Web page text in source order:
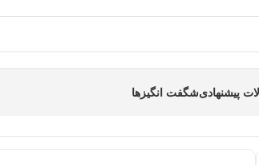
پیشنهادیشگفت انگیزها